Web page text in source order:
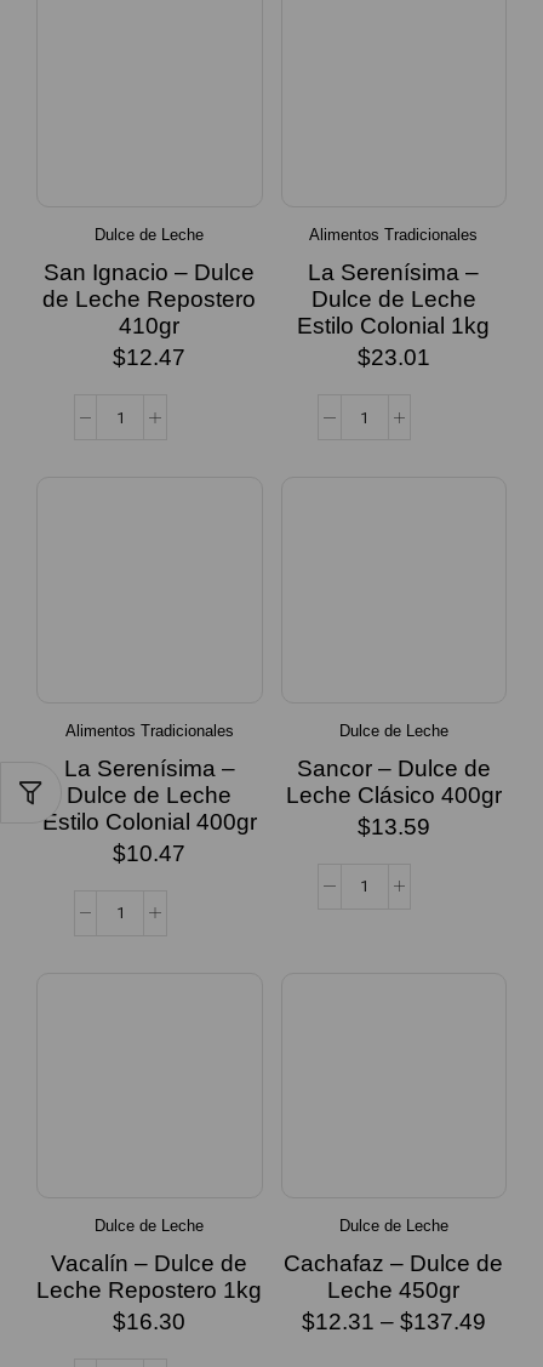
Dulce de Leche
San Ignacio – Dulce
de Leche Repostero
410gr
$12.47
Alimentos Tradicionales
La Serenísima –
Dulce de Leche
Estilo Colonial 1kg
$23.01
Alimentos Tradicionales
La Serenísima –
Dulce de Leche
Estilo Colonial 400gr
$10.47
Dulce de Leche
Sancor – Dulce de
Leche Clásico 400gr
$13.59
Dulce de Leche
Vacalín – Dulce de
Leche Repostero 1kg
$16.30
Dulce de Leche
Cachafaz – Dulce de
Leche 450gr
$12.31 – $137.49